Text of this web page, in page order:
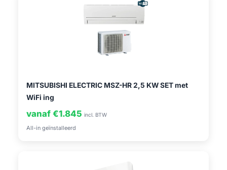
MITSUBISHI ELECTRIC MSZ-HR 2,5 KW SET met
WiFi ing
vanaf €1.845 incl. BTW
All-in geïnstalleerd